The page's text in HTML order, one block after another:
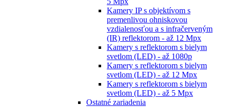
Kamery IP s objektívom s
premenlivou ohniskovou
vzdialenosťou a s infračerveným
(IR) reflektorom - až 12 Mpx
Kamery s reflektorom s bielym
svetlom (LED) - až 1080p
Kamery s reflektorom s bielym
svetlom (LED) - až 12 Mpx
Kamery s reflektorom s bielym
svetlom (LED) - až 5 Mpx
Ostatné zariadenia